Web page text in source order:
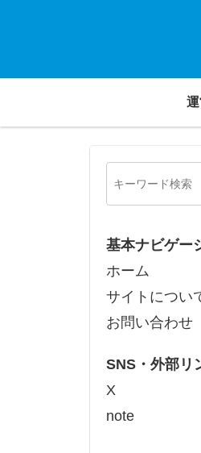
基本ナビゲー
ホーム
サイトについ
お問い合わせ
SNS・外部リ
X
note